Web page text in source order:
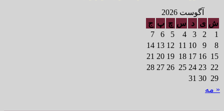
آگوست 2026
ش ی د س چ پ ج
1
2
3
4
5
6
7
8
9
10
11
12
13
14
15
16
17
18
19
20
21
22
23
24
25
26
27
28
29
30
31
« مه